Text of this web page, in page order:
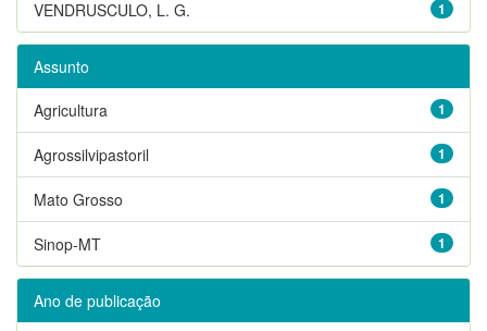
1
VENDRUSCULO, L. G.
Assunto
1
Agricultura
1
Agrossilvipastoril
1
Mato Grosso
1
Sinop-MT
Ano de publicação